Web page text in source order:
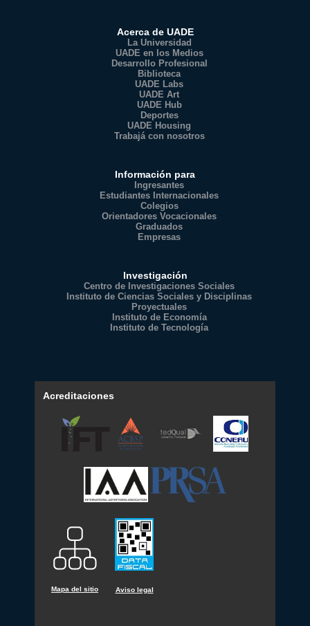
Acerca de UADE
La Universidad
UADE en los Medios
Desarrollo Profesional
Biblioteca
UADE Labs
UADE Art
UADE Hub
Deportes
UADE Housing
Trabajá con nosotros
Información para
Ingresantes
Estudiantes Internacionales
Colegios
Orientadores Vocacionales
Graduados
Empresas
Investigación
Centro de Investigaciones Sociales
Instituto de Ciencias Sociales y Disciplinas
Proyectuales
Instituto de Economía
Instituto de Tecnología
Acreditaciones
Mapa del sitio Aviso legal